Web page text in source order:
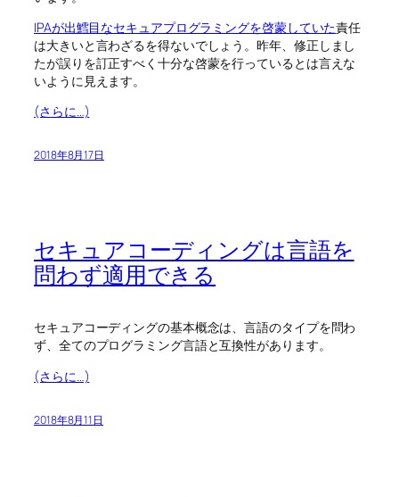
IPAが出鱈目なセキュアプログラミングを啓蒙していた責任
は大きいと言わざるを得ないでしょう。昨年、修正しまし
たが誤りを訂正すべく十分な啓蒙を行っているとは言えな
いように見えます。
(さらに…)
2018年8月17日
セキュアコーディングは言語を
問わず適用できる
セキュアコーディングの基本概念は、言語のタイプを問わ
ず、全てのプログラミング言語と互換性があります。
(さらに…)
2018年8月11日